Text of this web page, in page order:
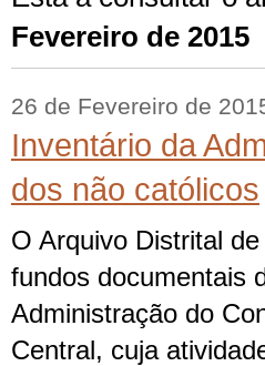
Fevereiro de 2015
26 de Fevereiro de
Inventário da
dos não católicos
O Arquivo Distrital
fundos documentais
Administração do
Central, cuja